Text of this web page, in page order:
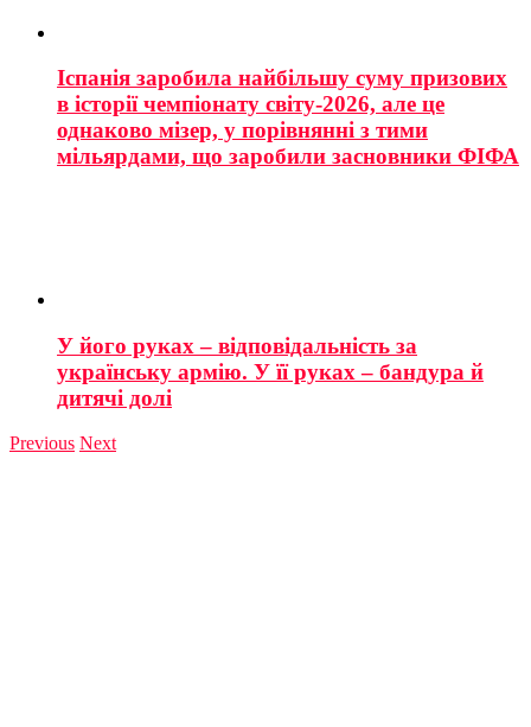
Іспанія заробила найбільшу суму призових
в історії чемпіонату світу-2026, але це
однаково мізер, у порівнянні з тими
мільярдами, що заробили засновники ФІФА
У його руках – відповідальність за
українську армію. У її руках – бандура й
дитячі долі
Previous Next